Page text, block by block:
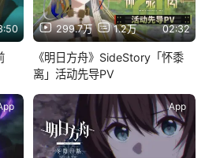
299.7万 1.2万 02:32
《明日方舟》SideStory「怀黍
离」活动先导PV
App